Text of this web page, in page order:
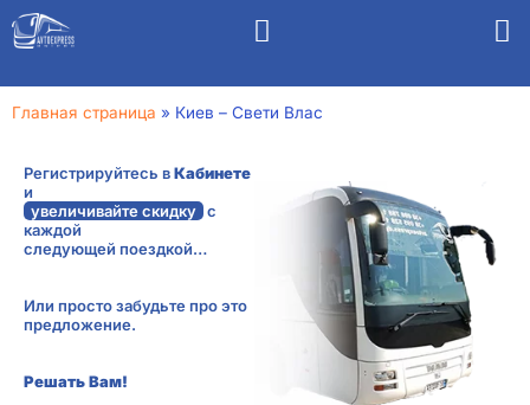
Главная страница » Киев – Свети Влас
Регистрируйтесь вКабинете
и
увеличивайте скидкус
каждой
следующей поездкой…
Или просто забудьте про это
предложение.
Решать Вам!